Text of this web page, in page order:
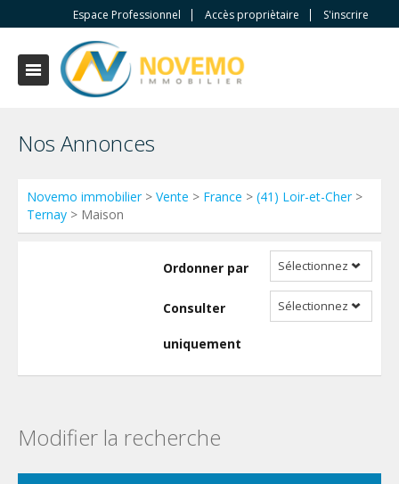
Espace Professionnel Accès propriètaire S'inscrire
Nos Annonces
Novemo immobilier> Vente > France > (41) Loir-et-Cher>
Ternay > Maison
Ordonner par Sélectionnez
Consulter
uniquement
Sélectionnez
Modifier la recherche